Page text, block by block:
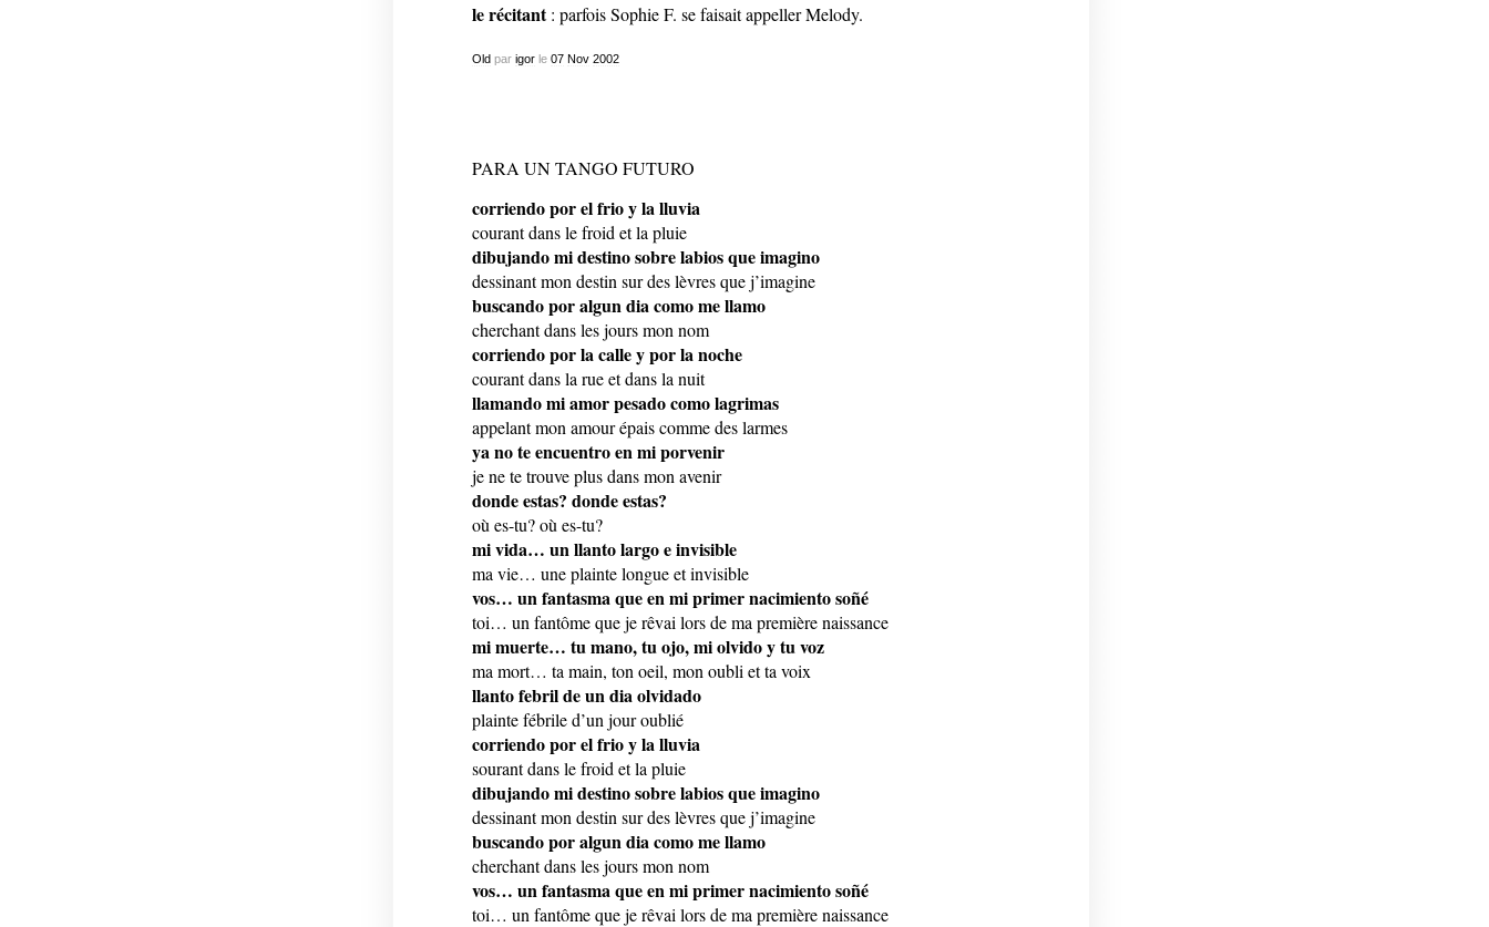
le récitant: parfois Sophie F. se faisait appeller Melody.
Oldpar igorle 07 Nov 2002
PARA UN TANGO FUTURO
corriendo por el frio y la lluvia
courant dans le froid et la pluie
dibujando mi destino sobre labios que imagino
dessinant mon destin sur des lèvres que j’imagine
buscando por algun dia como me llamo
cherchant dans les jours mon nom
corriendo por la calle y por la noche
courant dans la rue et dans la nuit
llamando mi amor pesado como lagrimas
appelant mon amour épais comme des larmes
ya no te encuentro en mi porvenir
je ne te trouve plus dans mon avenir
donde estas? donde estas?
où es-tu? où es-tu?
mi vida… un llanto largo e invisible
ma vie… une plainte longue et invisible
vos… un fantasma que en mi primer nacimiento soñé
toi… un fantôme que je rêvai lors de ma première naissance
mi muerte… tu mano, tu ojo, mi olvido y tu voz
ma mort… ta main, ton oeil, mon oubli et ta voix
llanto febril de un dia olvidado
plainte fébrile d’un jour oublié
corriendo por el frio y la lluvia
sourant dans le froid et la pluie
dibujando mi destino sobre labios que imagino
dessinant mon destin sur des lèvres que j’imagine
buscando por algun dia como me llamo
cherchant dans les jours mon nom
vos… un fantasma que en mi primer nacimiento soñé
toi… un fantôme que je rêvai lors de ma première naissance